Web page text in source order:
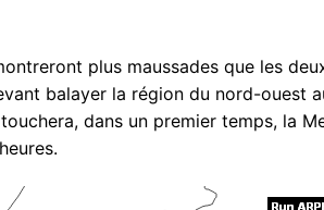
plus maussades que les
balayer la région du nord-ouest
dans un premier temps, la